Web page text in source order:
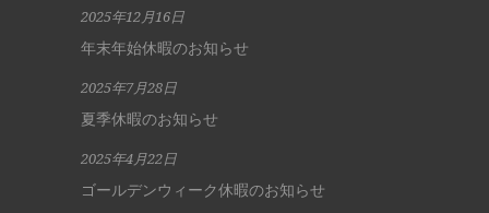
2025年12月16日
年末年始休暇のお知らせ
2025年7月28日
夏季休暇のお知らせ
2025年4月22日
ゴールデンウィーク休暇のお知らせ